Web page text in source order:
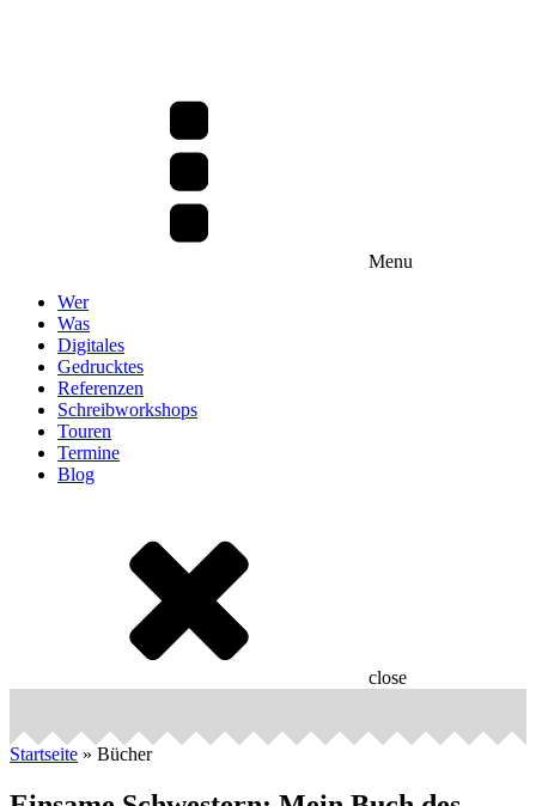
Menu
Wer
Was
Digitales
Gedrucktes
Referenzen
Schreibworkshops
Touren
Termine
Blog
close
Startseite » Bücher